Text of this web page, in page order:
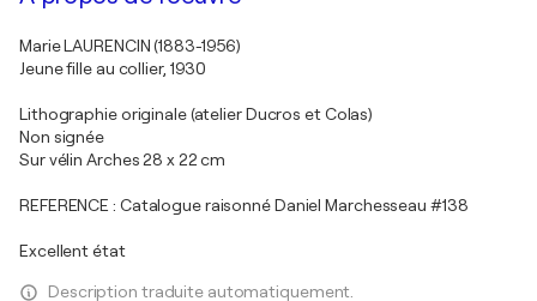
Marie LAURENCIN (1883-1956)
Jeune fille au collier, 1930
Lithographie originale (atelier Ducros et Colas)
Non signée
Sur vélin Arches 28 x 22 cm
REFERENCE : Catalogue raisonné Daniel Marchesseau #138
Excellent état
Description traduite automatiquement.